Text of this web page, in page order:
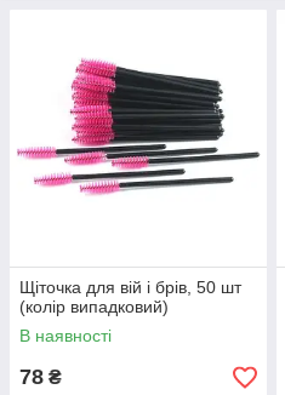
Щіточка для вій і брів, 50 шт
(колір випадковий)
В наявності
78 ₴